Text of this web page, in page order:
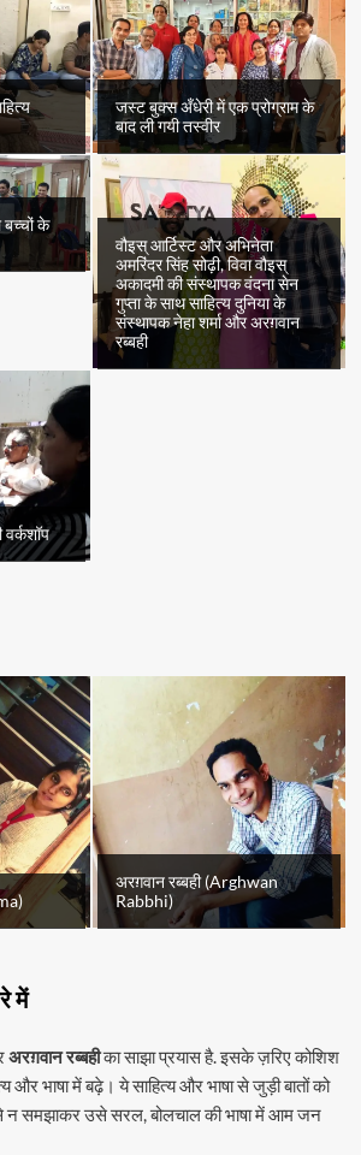
जस्ट बुक्स अँधेरी में एक प्रोग्राम के
बाद ली गयी तस्वीर
बच्चों के
वौइस् आर्टिस्ट और अभिनेता
अमरिंदर सिंह सोढ़ी, विवा वौइस्
अकादमी की संस्थापक वंदना सेन
गुप्ता के साथ साहित्य दुनिया के
संस्थापक नेहा शर्मा और अरग़वान
रब्बही
वर्कशॉप
अरग़वान रब्बही (Arghwan
Rabbhi)
में
अरग़वान रब्बहीका साझा प्रयास है. इसके ज़रिए कोशिश
और भाषा में बढ़े। ये साहित्य और भाषा से जुड़ी बातों को
न समझाकर उसे सरल, बोलचाल की भाषा में आम जन